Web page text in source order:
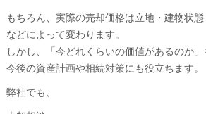
もちろん、実際の売却価格は立地・建物状
などによって変わります。
しかし、「今どれくらいの価値があるのか」
今後の資産計画や相続対策にも役立ちます。
弊社でも、